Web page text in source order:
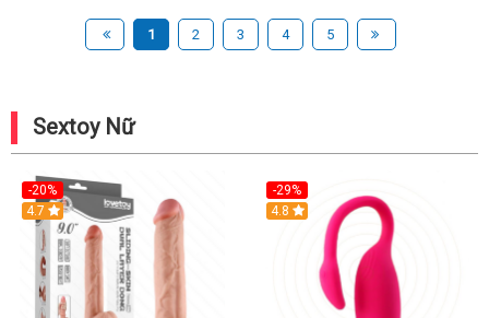
1 2 3 4 5
Sextoy Nữ
-20%
Hot
4.7
-29%
Hot
4.8